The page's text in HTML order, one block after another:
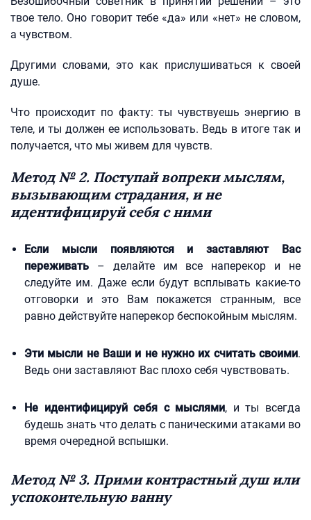
твое тело. Оно говорит тебе «да» или «нет» не словом,
а чувством.
Другими словами, это как прислушиваться к своей
душе.
Что происходит по факту: ты чувствуешь энергию в
теле, и ты должен ее использовать. Ведь в итоге так и
получается, что мы живем для чувств.
Метод № 2. Поступай вопреки мыслям,
вызывающим страдания, и не
идентифицируй себя с ними
Если мысли появляются и заставляют Вас
переживать – делайте им все наперекор и не
следуйте им. Даже если будут всплывать какие-то
отговорки и это Вам покажется странным, все
равно действуйте наперекор беспокойным мыслям.
Эти мысли не Ваши и не нужно их считать своими.
Ведь они заставляют Вас плохо себя чувствовать.
Не идентифицируй себя с мыслями, и ты всегда
будешь знать что делать с паническими атаками во
время очередной вспышки.
Метод № 3. Прими контрастный душ или
успокоительную ванну